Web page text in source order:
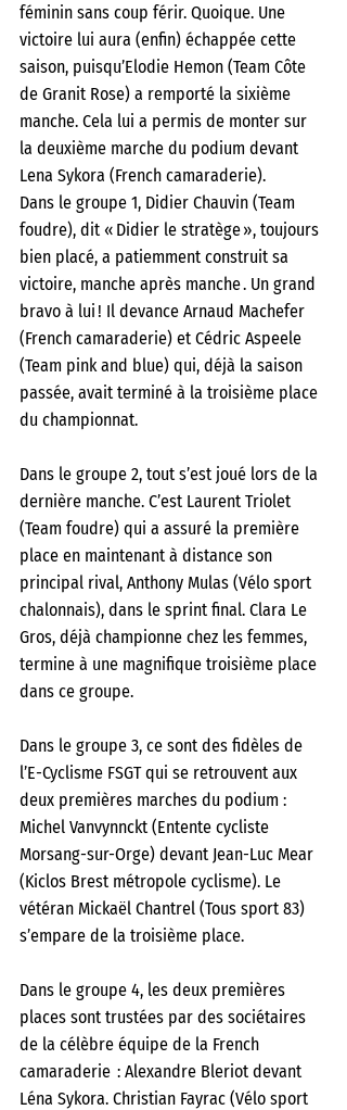
féminin sans coup férir. Quoique. Une
victoire lui aura (enfin) échappée cette
saison, puisqu’Elodie Hemon (Team Côte
de Granit Rose) a remporté la sixième
manche. Cela lui a permis de monter sur
la deuxième marche du podium devant
Lena Sykora (French camaraderie).
Dans le groupe 1, Didier Chauvin (Team
foudre), dit « Didier le stratège », toujours
bien placé, a patiemment construit sa
victoire, manche après manche . Un grand
bravo à lui ! Il devance Arnaud Machefer
(French camaraderie) et Cédric Aspeele
(Team pink and blue) qui, déjà la saison
passée, avait terminé à la troisième place
du championnat.
Dans le groupe 2, tout s’est joué lors de la
dernière manche. C’est Laurent Triolet
(Team foudre) qui a assuré la première
place en maintenant à distance son
principal rival, Anthony Mulas (Vélo sport
chalonnais), dans le sprint final. Clara Le
Gros, déjà championne chez les femmes,
termine à une magnifique troisième place
dans ce groupe.
Dans le groupe 3, ce sont des fidèles de
l’E-Cyclisme FSGT qui se retrouvent aux
deux premières marches du podium :
Michel Vanvynnckt (Entente cycliste
Morsang-sur-Orge) devant Jean-Luc Mear
(Kiclos Brest métropole cyclisme). Le
vétéran Mickaël Chantrel (Tous sport 83)
s’empare de la troisième place.
Dans le groupe 4, les deux premières
places sont trustées par des sociétaires
de la célèbre équipe de la French
camaraderie  : Alexandre Bleriot devant
Léna Sykora. Christian Fayrac (Vélo sport